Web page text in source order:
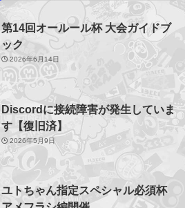
第14回オールール杯 大会ガイドブ
ック
2026年6月14日
Discordに接続障害が発生していま
す【復旧済】
2026年5月9日
ユトちゃん指定スペシャル必須杯